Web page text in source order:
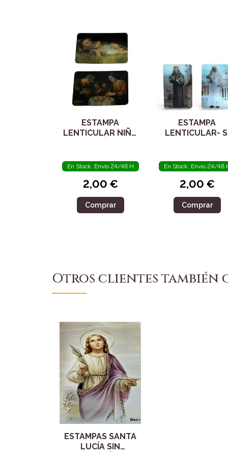
ESTAMPA
LENTICULAR NIÑO
En Stock. Envío 24/48 H
2,00 €
Comprar
ESTAMPA
LENTICULAR-
ORACIÓN.
PLASTIFICADA
En Stock. Envío 24/48
2,00 €
Comprar
Otros clientes también
ESTAMPAS SANTA
LUCÍA SIN